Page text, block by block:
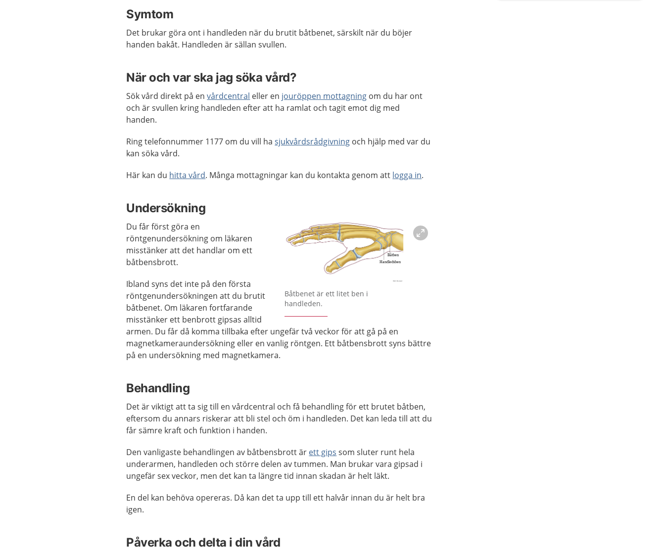
Symtom
Det brukar göra ont i handleden när du brutit båtbenet, särskilt när du böjer
handen bakåt. Handleden är sällan svullen.
När och var ska jag söka vård?
Sök vård direkt på envårdcentral eller en jouröppen mottagning om du har ont
och är svullen kring handleden efter att ha ramlat och tagit emot dig med
handen.
Ring telefonnummer 1177 om du vill hasjukvårdsrådgivning och hjälp med var du
kan söka vård.
Här kan du hitta vård. Många mottagningar kan du kontakta genom att logga in.
Undersökning
Förstora bilden
Båtbenet är ett litet ben i
handleden.
Du får först göra en
röntgenundersökning om läkaren
misstänker att det handlar om ett
båtbensbrott.
Ibland syns det inte på den första
röntgenundersökningen att du brutit
båtbenet. Om läkaren fortfarande
misstänker ett benbrott gipsas alltid
armen. Du får då komma tillbaka efter ungefär två veckor för att gå på en
magnetkameraundersökning eller en vanlig röntgen. Ett båtbensbrott syns bättre
på en undersökning med magnetkamera.
Behandling
Det är viktigt att ta sig till en vårdcentral och få behandling för ett brutet båtben,
eftersom du annars riskerar att bli stel och öm i handleden. Det kan leda till att du
får sämre kraft och funktion i handen.
Den vanligaste behandlingen av båtbensbrott är ett gips som sluter runt hela
underarmen, handleden och större delen av tummen. Man brukar vara gipsad i
ungefär sex veckor, men det kan ta längre tid innan skadan är helt läkt.
En del kan behöva opereras. Då kan det ta upp till ett halvår innan du är helt bra
igen.
Påverka och delta i din vård